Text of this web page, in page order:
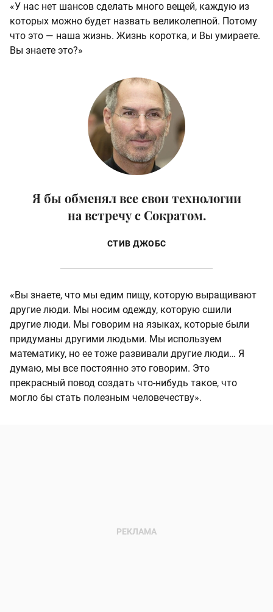
«У нас нет шансов сделать много вещей, каждую из
которых можно будет назвать великолепной. Потому
что это — наша жизнь. Жизнь коротка, и Вы умираете.
Вы знаете это?»
Я бы обменял все свои технологии
на встречу с Сократом.
СТИВ ДЖОБС
«Вы знаете, что мы едим пищу, которую выращивают
другие люди. Мы носим одежду, которую сшили
другие люди. Мы говорим на языках, которые были
придуманы другими людьми. Мы используем
математику, но ее тоже развивали другие люди… Я
думаю, мы все постоянно это говорим. Это
прекрасный повод создать что-нибудь такое, что
могло бы стать полезным человечеству».